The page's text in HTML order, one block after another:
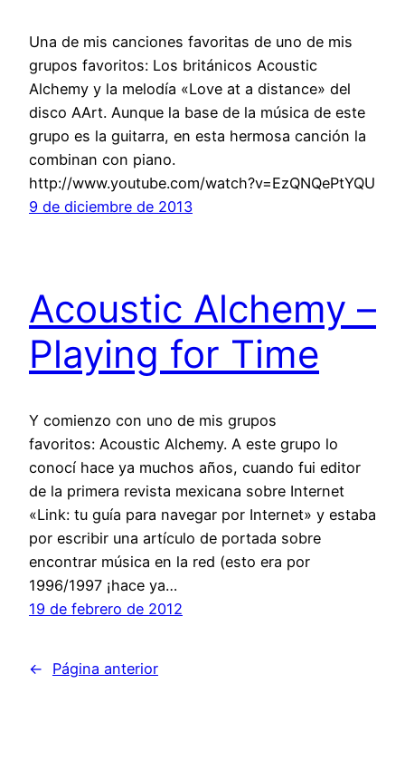
Una de mis canciones favoritas de uno de mis
grupos favoritos: Los británicos Acoustic
Alchemy y la melodía «Love at a distance» del
disco AArt. Aunque la base de la música de este
grupo es la guitarra, en esta hermosa canción la
combinan con piano.
http://www.youtube.com/watch?v=EzQNQePtYQU
9 de diciembre de 2013
Acoustic Alchemy –
Playing for Time
Y comienzo con uno de mis grupos
favoritos: Acoustic Alchemy. A este grupo lo
conocí hace ya muchos años, cuando fui editor
de la primera revista mexicana sobre Internet
«Link: tu guía para navegar por Internet» y estaba
por escribir una artículo de portada sobre
encontrar música en la red (esto era por
1996/1997 ¡hace ya…
19 de febrero de 2012
← Página anterior